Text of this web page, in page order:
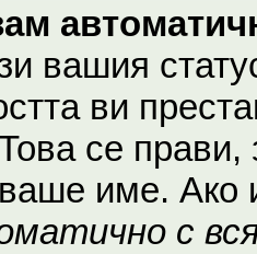
вашия
ви
се прави,
име. Ако
с